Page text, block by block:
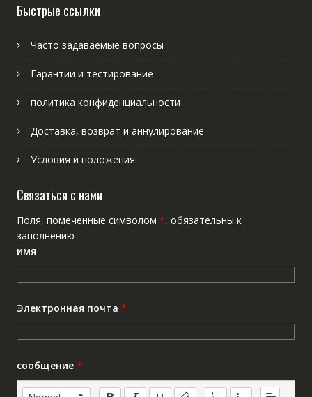
Быстрые ссылки
Часто задаваемые вопросы
Гарантии и тестирование
политика конфиденциальности
Доставка, возврат и аннулирование
Условия и положения
Связаться с нами
Поля, помеченные символом *, обязательны к
заполнению
имя
Электронная почта *
сообщение *